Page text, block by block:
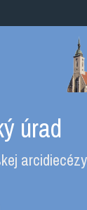
úrad
arcidiecézy